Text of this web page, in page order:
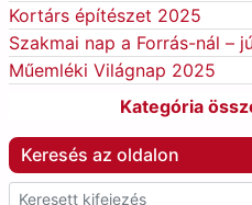
Kortárs építészet 2025
Szakmai nap a Forrás-nál –
Műemléki Világnap 2025
Kategória
Keresés az oldalon